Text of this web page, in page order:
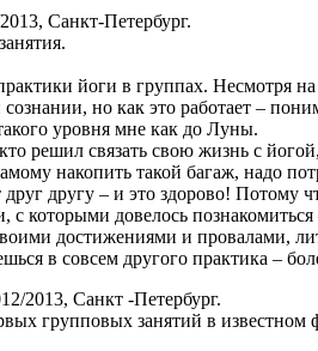
Санкт-Петербург.
йоги в группах. Несмотря
но как это работает –
уровня мне как до Луны.
решил связать свою жизнь с
накопить такой багаж, надо
другу – и это здорово! Потому
с которыми довелось
достижениями и провалами,
в совсем
2013, Санкт -Петербург.
групповых занятий в известном